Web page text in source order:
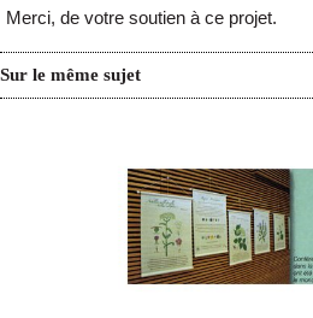
Merci, de votre soutien à ce projet.
Sur le même sujet